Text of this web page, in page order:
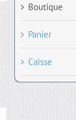
Boutique
Panier
Caisse